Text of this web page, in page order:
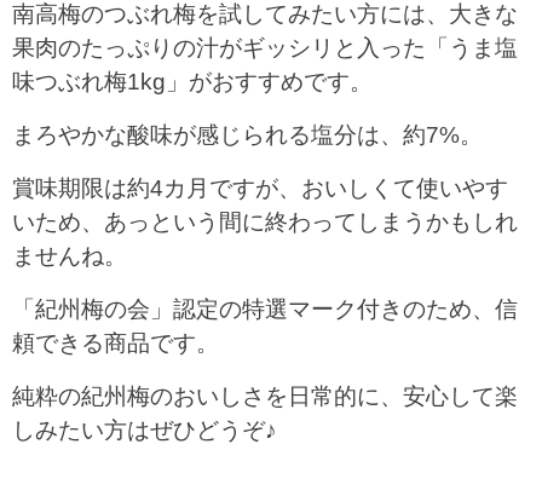
南高梅のつぶれ梅を試してみたい方には、大きな
果肉のたっぷりの汁がギッシリと入った「うま塩
味つぶれ梅1kg」がおすすめです。
まろやかな酸味が感じられる塩分は、約7%。
賞味期限は約4カ月ですが、おいしくて使いやす
いため、あっという間に終わってしまうかもしれ
ませんね。
「紀州梅の会」認定の特選マーク付きのため、信
頼できる商品です。
純粋の紀州梅のおいしさを日常的に、安心して楽
しみたい方はぜひどうぞ♪